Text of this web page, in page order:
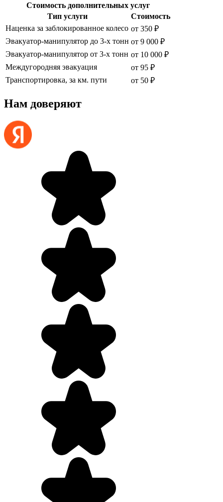
Стоимость дополнительных услуг
Тип услуги
Стоимость
Наценка за заблокированное колесо от 350 ₽
Эвакуатор-манипулятор до 3-х тонн от 9 000 ₽
Эвакуатор-манипулятор от 3-х тонн от 10 000 ₽
Междугородняя эвакуация
от 95 ₽
Транспортировка, за км. пути
от 50 ₽
Нам доверяют